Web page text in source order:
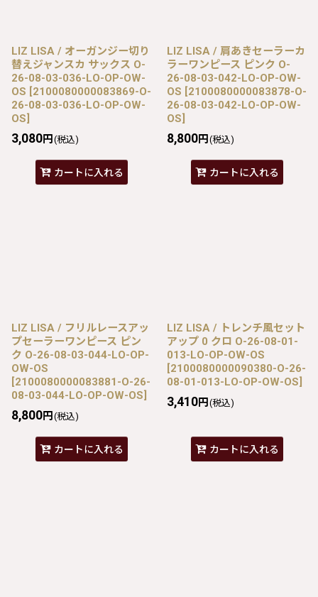
LIZ LISA / オーガンジー切り
替えジャンスカ サックス O-
26-08-03-036-LO-OP-OW-
OS [2100080000083869-O-
26-08-03-036-LO-OP-OW-
OS]
3,080円 (税込)
カートに入れる
LIZ LISA / 肩あきセーラーカ
ラーワンピース ピンク O-
26-08-03-042-LO-OP-OW-
OS [2100080000083878-O-
26-08-03-042-LO-OP-OW-
OS]
8,800円 (税込)
カートに入れる
LIZ LISA / フリルレースアッ
プセーラーワンピース ピン
ク O-26-08-03-044-LO-OP-
OW-OS
[2100080000083881-O-26-
08-03-044-LO-OP-OW-OS]
8,800円 (税込)
カートに入れる
LIZ LISA / トレンチ風セット
アップ 0 クロ O-26-08-01-
013-LO-OP-OW-OS
[2100080000090380-O-26-
08-01-013-LO-OP-OW-OS]
3,410円 (税込)
カートに入れる